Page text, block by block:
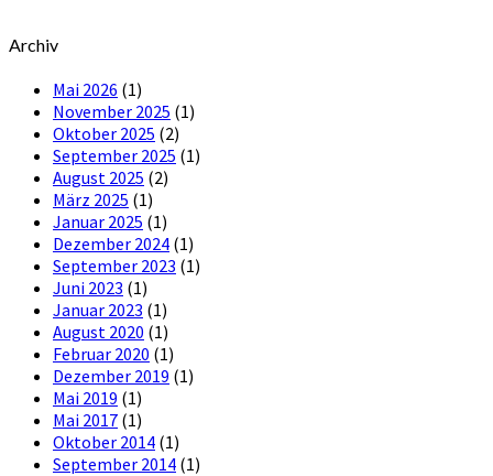
Archiv
Mai 2026 (1)
November 2025 (1)
Oktober 2025 (2)
September 2025 (1)
August 2025 (2)
März 2025 (1)
Januar 2025 (1)
Dezember 2024 (1)
September 2023 (1)
Juni 2023 (1)
Januar 2023 (1)
August 2020 (1)
Februar 2020 (1)
Dezember 2019 (1)
Mai 2019 (1)
Mai 2017 (1)
Oktober 2014 (1)
September 2014 (1)